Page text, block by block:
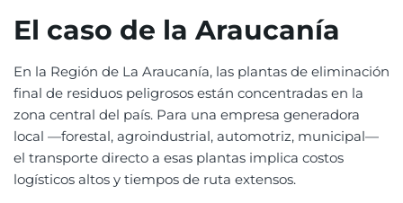
El caso de la Araucanía
En la Región de La Araucanía, las plantas de eliminación
final de residuos peligrosos están concentradas en la
zona central del país. Para una empresa generadora
local —forestal, agroindustrial, automotriz, municipal—
el transporte directo a esas plantas implica costos
logísticos altos y tiempos de ruta extensos.